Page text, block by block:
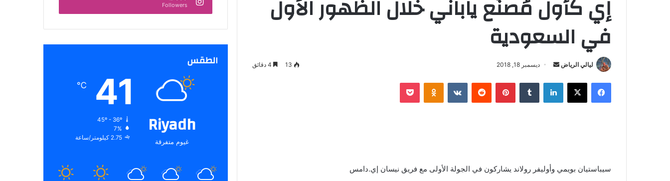
إي كأول مُصنّع ياباني خلال الظهور الأول
في السعودية
ليالي الرياض
س
إ
ديسمبر 18, 2018 13
فيسبوك لينكدإن بينتيريست
سيباستيان بويمي وأوليفر رولاند يشاركون في الجولة الأولى مع فريق نيسان إي.دامس
Followers
الطقس
Riyadh
غيوم متفرقة
41
℃
45º - 36º
7%
2.75 كيلومتر/ساعة